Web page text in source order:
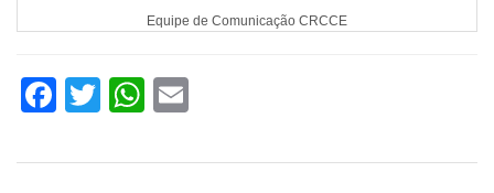
Equipe de Comunicação CRCCE
Facebook
TwitterWhatsApp